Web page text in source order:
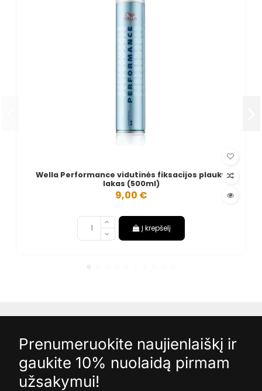
Wella Performance vidutinės fiksacijos plaukų
lakas (500ml)
9,00 €
Į krepšelį
Prenumeruokite naujienlaiškį ir
gaukite 10% nuolaidą pirmam
užsakymui!